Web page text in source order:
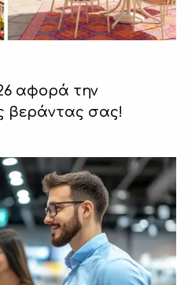
αφορά την
βεράντας σας!